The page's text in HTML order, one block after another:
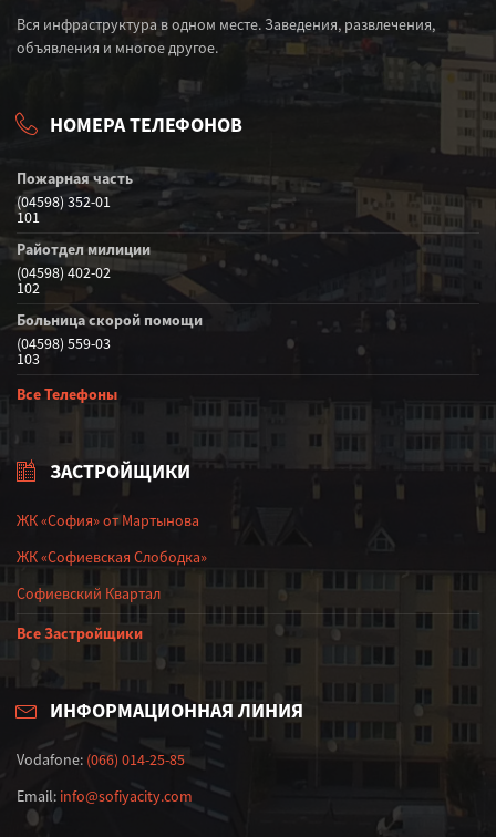
Вся инфраструктура в одном месте. Заведения, развлечения,
объявления и многое другое.
НОМЕРА ТЕЛЕФОНОВ
Пожарная часть
(04598) 352-01
101
Райотдел милиции
(04598) 402-02
102
Больница скорой помощи
(04598) 559-03
103
Все Телефоны
ЗАСТРОЙЩИКИ
ЖК «София» от Мартынова
ЖК «Софиевская Слободка»
Софиевский Квартал
Все Застройщики
ИНФОРМАЦИОННАЯ ЛИНИЯ
Vodafone: (066) 014-25-85
Email: info@sofiyacity.com